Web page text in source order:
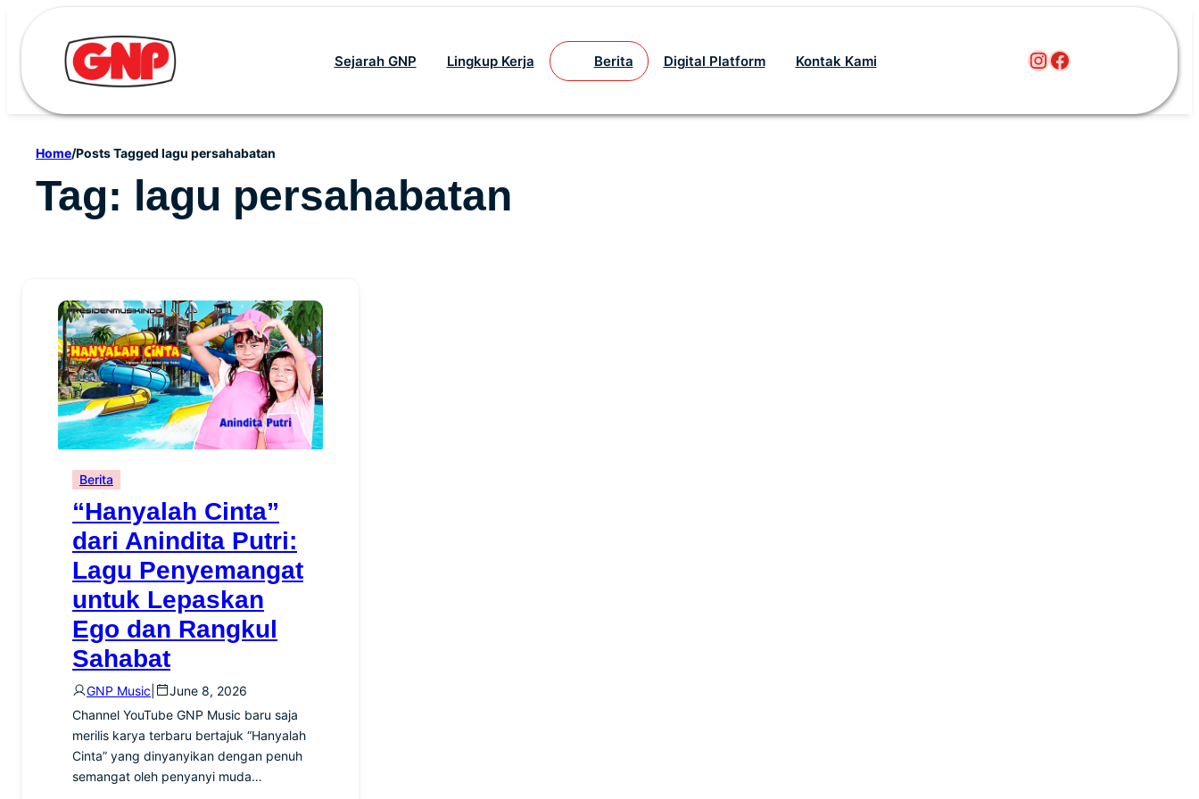
Sejarah GNP Lingkup Kerja Berita Digital Platform Kontak Kami Instagram
Facebook
Home/Posts Tagged lagu persahabatan
Tag: lagu persahabatan
Berita
“Hanyalah Cinta”
dari Anindita Putri:
Lagu Penyemangat
untuk Lepaskan
Ego dan Rangkul
Sahabat
GNP Music
June 8, 2026
Channel YouTube GNP Music baru saja
merilis karya terbaru bertajuk “Hanyalah
Cinta” yang dinyanyikan dengan penuh
semangat oleh penyanyi muda…